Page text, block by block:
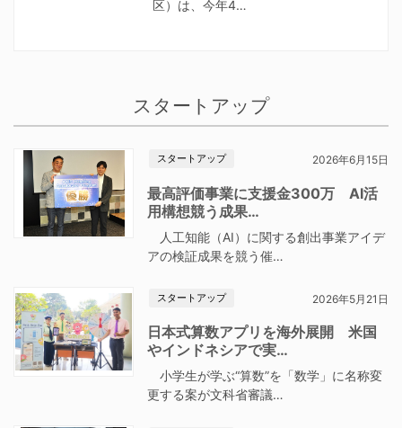
区）は、今年4…
スタートアップ
スタートアップ 2026年6月15日
最高評価事業に支援金300万 AI活
用構想競う成果…
人工知能（AI）に関する創出事業アイデ
アの検証成果を競う催…
スタートアップ 2026年5月21日
日本式算数アプリを海外展開 米国
やインドネシアで実…
小学生が学ぶ“算数”を「数学」に名称変
更する案が文科省審議…